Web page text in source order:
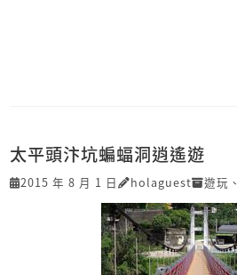
太平頭汴坑蝙蝠洞逍遙遊
2015 年 8 月 1 日 holaguest 遊玩 、